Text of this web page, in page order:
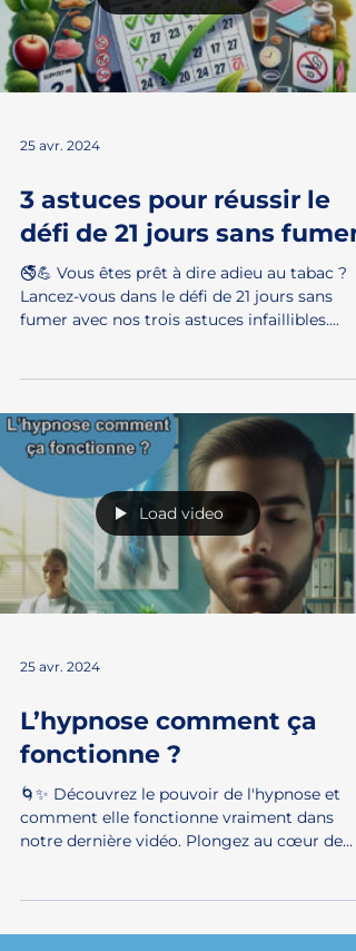
une routine saine qui éveille et nourrit...
Load video
3 astuces pour réussir le
défi de 21 jours sans fumer
🚭💪 Vous êtes prêt à dire adieu au tabac ?
Lancez-vous dans le défi de 21 jours sans
fumer avec nos trois astuces infaillibles....
Load video
L’hypnose comment ça